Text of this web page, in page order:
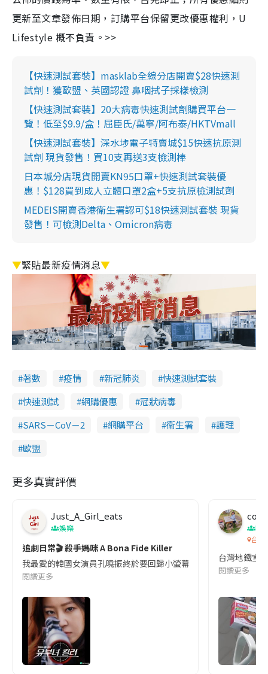
更新至文章發佈日期，訂購平台保留更改優惠權利，U
Lifestyle 概不負責。>>
【快速測試套裝】masklab全線分店開賣$28快速測
試劑！獲歐盟、英國認證 鼻咽拭子採樣檢測
【快速測試套裝】20大病毒快速測試劑購買平台一
覽！低至$9.9/盒！屈臣氏/萬寧/阿布泰/HKTVmall
【快速測試套裝】深水埗電子特賣城$15快速抗原測
試劑 現貨發售！買10支再送3支檢測棒
日本城分店現貨開賣KN95口罩+快速測試套裝優
惠！$128買到成人立體口罩2盒+5支抗原檢測試劑
MEDEIS開賣香港衛生署認可$18快速測試套裝 現貨
發售！可檢測Delta、Omicron病毒
▼緊貼最新疫情消息▼
著數 疫情 新冠肺炎
快速測試套裝
快速測試
網購優惠
冠狀病毒
SARS－CoV－2
網購平台 衞生署
護理
歐盟
更多真實評價
Just_A_Girl_eats
娛樂
追劇日常🎬 殺手媽咪 A Bona Fide Killer
我最愛的韓國女演員孔曉振終於要回歸小螢幕啦!這次的劇本改編
閱讀更多
co
吹
台灣
台灣地鐵宣
閱讀更多